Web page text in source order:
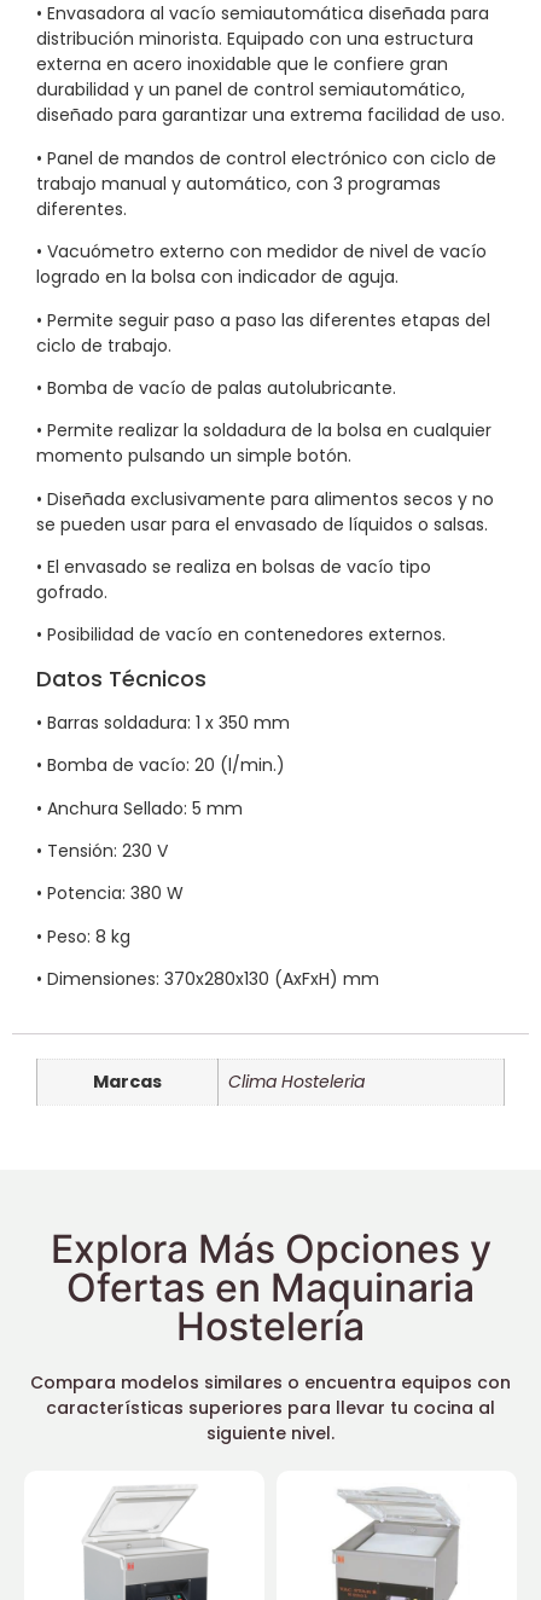
• Envasadora al vacío semiautomática diseñada para
distribución minorista. Equipado con una estructura
externa en acero inoxidable que le confiere gran
durabilidad y un panel de control semiautomático,
diseñado para garantizar una extrema facilidad de uso.
• Panel de mandos de control electrónico con ciclo de
trabajo manual y automático, con 3 programas
diferentes.
• Vacuómetro externo con medidor de nivel de vacío
logrado en la bolsa con indicador de aguja.
• Permite seguir paso a paso las diferentes etapas del
ciclo de trabajo.
• Bomba de vacío de palas autolubricante.
• Permite realizar la soldadura de la bolsa en cualquier
momento pulsando un simple botón.
• Diseñada exclusivamente para alimentos secos y no
se pueden usar para el envasado de líquidos o salsas.
• El envasado se realiza en bolsas de vacío tipo
gofrado.
• Posibilidad de vacío en contenedores externos.
Datos Técnicos
• Barras soldadura: 1 x 350 mm
• Bomba de vacío: 20 (l/min.)
• Anchura Sellado: 5 mm
• Tensión: 230 V
• Potencia: 380 W
• Peso: 8 kg
• Dimensiones: 370x280x130 (AxFxH) mm
Marcas Clima Hosteleria
Explora Más Opciones y
Ofertas en Maquinaria
Hostelería
Compara modelos similares o encuentra equipos con
características superiores para llevar tu cocina al
siguiente nivel.